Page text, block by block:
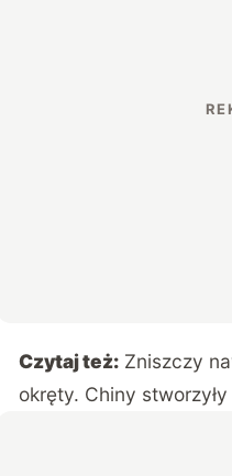
Czytaj też: Zniszczy
okręty. Chiny